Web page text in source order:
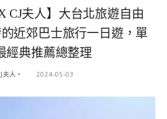
CJ夫人】大台北旅遊自由
近郊巴士旅行一日遊，單
經典推薦總整理
夫人。 2024-05-03